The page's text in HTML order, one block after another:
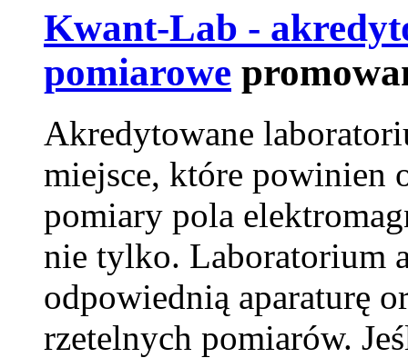
Kwant-Lab -
pomiarowe
Akredytowane
miejsce, które powinien
pomiary pola
nie tylko. Laboratorium
odpowiednią aparaturę
rzetelnych pomiarów.